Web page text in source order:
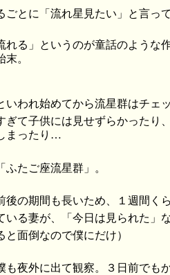
ごとに「流れ星見たい」と言っ
れる」というのが童話のような
。
いわれ始めてから流星群はチェ
ぎて子供には見せずらかったり
まったり…
たご座流星群」。
後の期間も長いため、１週間く
いる妻が、「今日は見られた」
と面倒なので僕にだけ）
も夜外に出て観察。３日前でも